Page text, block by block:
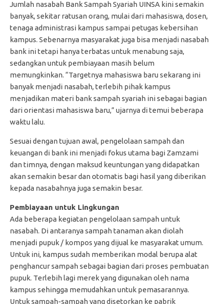
Jumlah nasabah Bank Sampah Syariah UINSA kini semakin
banyak, sekitar ratusan orang, mulai dari mahasiswa, dosen,
tenaga administrasi kampus sampai petugas kebersihan
kampus. Sebenarnya masyarakat juga bisa menjadi nasabah
bank ini tetapi hanya terbatas untuk menabung saja,
sedangkan untuk pembiayaan masih belum
memungkinkan. “Targetnya mahasiswa baru sekarang ini
banyak menjadi nasabah, terlebih pihak kampus
menjadikan materi bank sampah syariah ini sebagai bagian
dari orientasi mahasiswa baru,” ujarnya di temui beberapa
waktu lalu.
Sesuai dengan tujuan awal, pengelolaan sampah dan
keuangan di bank ini menjadi fokus utama bagi Zamzami
dan timnya, dengan maksud keuntungan yang didapatkan
akan semakin besar dan otomatis bagi hasil yang diberikan
kepada nasabahnya juga semakin besar.
Pembiayaan untuk Lingkungan
Ada beberapa kegiatan pengelolaan sampah untuk
nasabah. Di antaranya sampah tanaman akan diolah
menjadi pupuk / kompos yang dijual ke masyarakat umum.
Untuk ini, kampus sudah memberikan modal berupa alat
penghancur sampah sebagai bagian dari proses pembuatan
pupuk. Terlebih lagi merek yang digunakan oleh nama
kampus sehingga memudahkan untuk pemasarannya.
Untuk sampah-sampah yang disetorkan ke pabrik